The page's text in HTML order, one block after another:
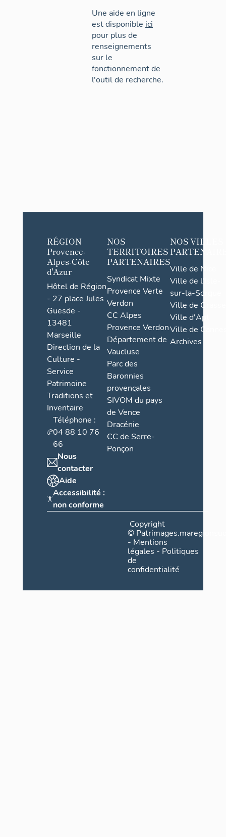
Une aide en ligne
est disponible ici
pour plus de
renseignements
sur le
fonctionnement de
l'outil de recherche.
RÉGION
Provence-
Alpes-Côte
d'Azur
Hôtel de Région
- 27 place Jules
Guesde -
13481
Marseille
Direction de la
Culture -
Service
Patrimoine
Traditions et
Inventaire
Téléphone :
04 88 10 76
66
Nous
contacter
Aide
Accessibilité :
non conforme
NOS
TERRITOIRES
PARTENAIRES
Syndicat Mixte
Provence Verte
Verdon
CC Alpes
Provence Verdon
Département de
Vaucluse
Parc des
Baronnies
provençales
SIVOM du pays
de Vence
Dracénie
CC de Serre-
Ponçon
NOS VILLES
Ville de Nice
Ville de l'Isle-
sur-la-Sorgue
Ville de Grasse
Ville d'Apt
Ville de
Archives
Copyright
©
- Mentions
légales - Politiques
de
confidentialité